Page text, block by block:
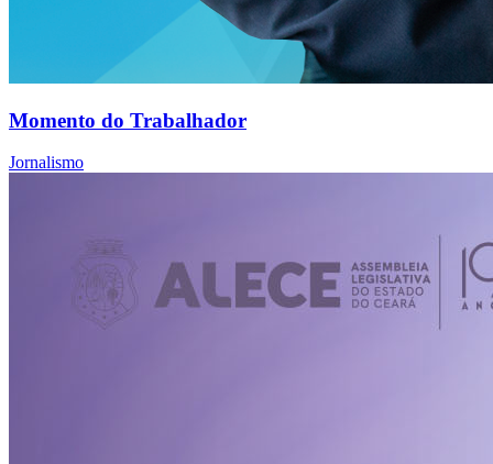
Momento do Trabalhador
Jornalismo